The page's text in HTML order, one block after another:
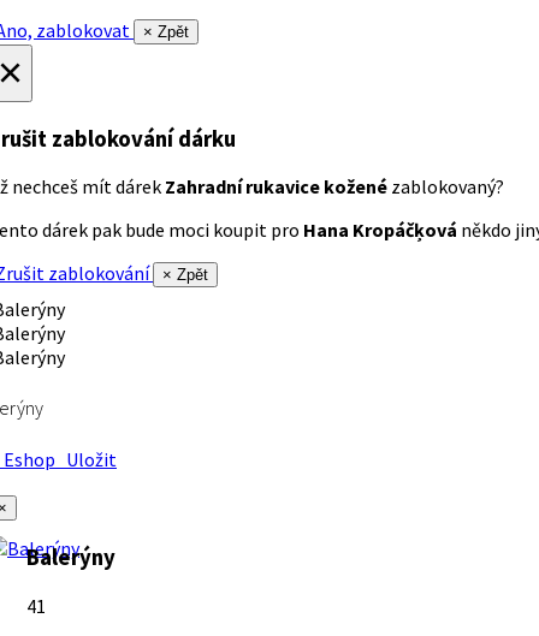
zablokovat
× Zpět
zablokování dárku
nechceš mít dárek Zahradní rukavice kožené zablokovaný?
dárek pak bude moci koupit pro Hana Kropáčķová někdo
zablokování
× Zpět
Uložit
Balerýny
41